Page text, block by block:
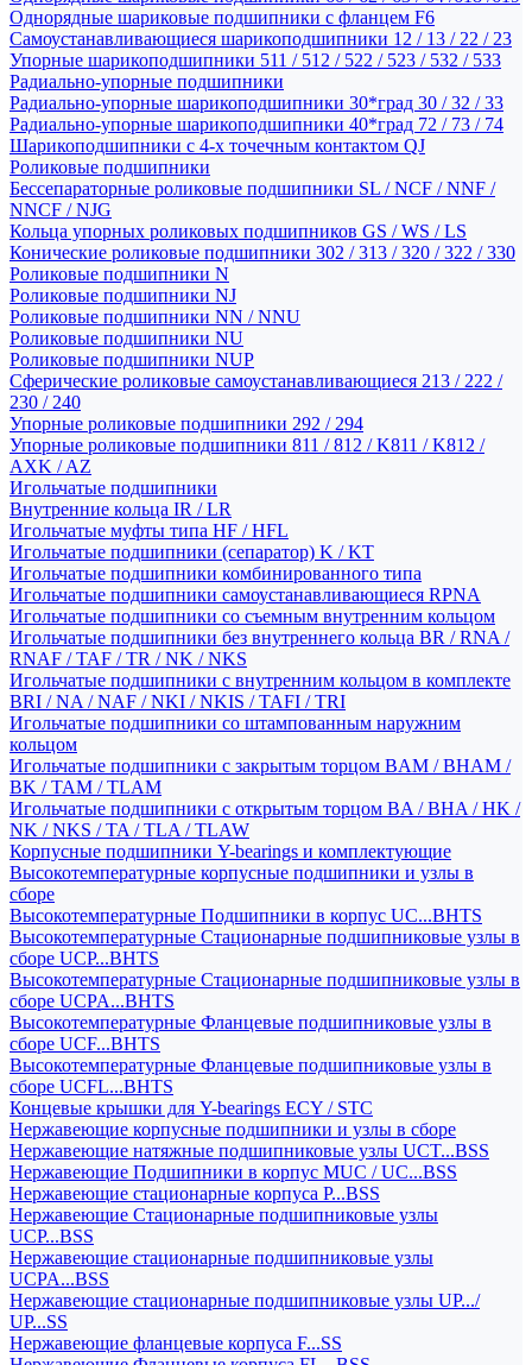
Однорядные шариковые подшипники с фланцем F6
Самоустанавливающиеся шарикоподшипники 12 / 13 / 22 / 23
Упорные шарикоподшипники 511 / 512 / 522 / 523 / 532 / 533
Радиально-упорные подшипники
Радиально-упорные шарикоподшипники 30*град 30 / 32 / 33
Радиально-упорные шарикоподшипники 40*град 72 / 73 / 74
Шарикоподшипники с 4-х точечным контактом QJ
Роликовые подшипники
Бессепараторные роликовые подшипники SL / NCF / NNF /
NNCF / NJG
Кольца упорных роликовых подшипников GS / WS / LS
Конические роликовые подшипники 302 / 313 / 320 / 322 / 330
Роликовые подшипники N
Роликовые подшипники NJ
Роликовые подшипники NN / NNU
Роликовые подшипники NU
Роликовые подшипники NUP
Сферические роликовые самоустанавливающиеся 213 / 222 /
230 / 240
Упорные роликовые подшипники 292 / 294
Упорные роликовые подшипники 811 / 812 / K811 / K812 /
AXK / AZ
Игольчатые подшипники
Внутренние кольца IR / LR
Игольчатые муфты типа HF / HFL
Игольчатые подшипники (сепаратор) K / KT
Игольчатые подшипники комбинированного типа
Игольчатые подшипники самоустанавливающиеся RPNA
Игольчатые подшипники со съемным внутренним кольцом
Игольчатые подшипники без внутреннего кольца BR / RNA /
RNAF / TAF / TR / NK / NKS
Игольчатые подшипники с внутренним кольцом в комплекте
BRI / NA / NAF / NKI / NKIS / TAFI / TRI
Игольчатые подшипники со штампованным наружним
кольцом
Игольчатые подшипники с закрытым торцом BAM / BHAM /
BK / TAM / TLAM
Игольчатые подшипники с открытым торцом BA / BHA / HK /
NK / NKS / TA / TLA / TLAW
Корпусные подшипники Y-bearings и комплектующие
Высокотемпературные корпусные подшипники и узлы в
сборе
Высокотемпературные Подшипники в корпус UC...BHTS
Высокотемпературные Стационарные подшипниковые узлы в
сборе UCP...BHTS
Высокотемпературные Стационарные подшипниковые узлы в
сборе UCPA...BHTS
Высокотемпературные Фланцевые подшипниковые узлы в
сборе UCF...BHTS
Высокотемпературные Фланцевые подшипниковые узлы в
сборе UCFL...BHTS
Концевые крышки для Y-bearings ECY / STC
Нержавеющие корпусные подшипники и узлы в сборе
Нержавеющие натяжные подшипниковые узлы UCT...BSS
Нержавеющие Подшипники в корпус MUC / UC...BSS
Нержавеющие стационарные корпуса P...BSS
Нержавеющие Стационарные подшипниковые узлы
UCP...BSS
Нержавеющие стационарные подшипниковые узлы
UCPA...BSS
Нержавеющие стационарные подшипниковые узлы UP.../
UP...SS
Нержавеющие фланцевые корпуса F...SS